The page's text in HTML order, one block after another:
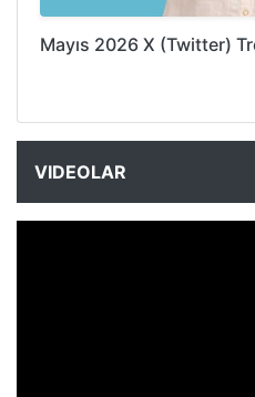
Mayıs 2026 X (Twitter)
VIDEOLAR